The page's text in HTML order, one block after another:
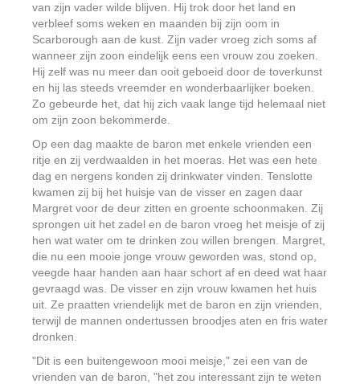
van zijn vader wilde blijven. Hij trok door het land en
verbleef soms weken en maanden bij zijn oom in
Scarborough aan de kust. Zijn vader vroeg zich soms af
wanneer zijn zoon eindelijk eens een vrouw zou zoeken.
Hij zelf was nu meer dan ooit geboeid door de toverkunst
en hij las steeds vreemder en wonderbaarlijker boeken.
Zo gebeurde het, dat hij zich vaak lange tijd helemaal niet
om zijn zoon bekommerde.
Op een dag maakte de baron met enkele vrienden een
ritje en zij verdwaalden in het moeras. Het was een hete
dag en nergens konden zij drinkwater vinden. Tenslotte
kwamen zij bij het huisje van de visser en zagen daar
Margret voor de deur zitten en groente schoonmaken. Zij
sprongen uit het zadel en de baron vroeg het meisje of zij
hen wat water om te drinken zou willen brengen. Margret,
die nu een mooie jonge vrouw geworden was, stond op,
veegde haar handen aan haar schort af en deed wat haar
gevraagd was. De visser en zijn vrouw kwamen het huis
uit. Ze praatten vriendelijk met de baron en zijn vrienden,
terwijl de mannen ondertussen broodjes aten en fris water
dronken.
"Dit is een buitengewoon mooi meisje," zei een van de
vrienden van de baron, "het zou interessant zijn te weten